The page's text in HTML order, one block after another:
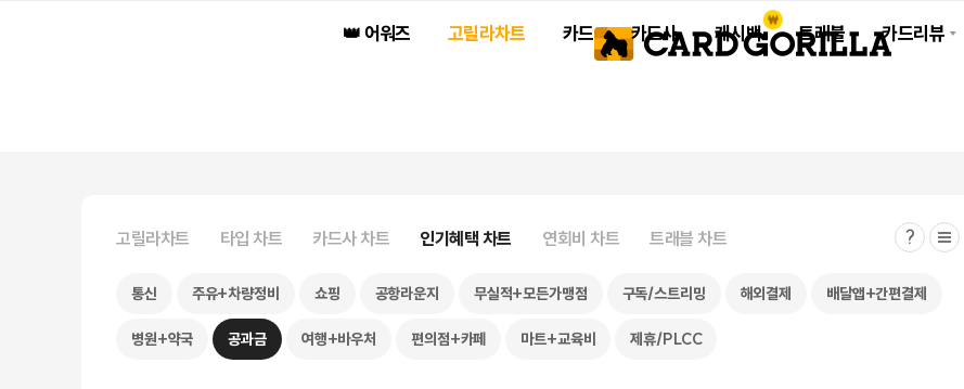
👑 어워즈 고릴라차트 카드 카드사 캐시백 트래블 카드리뷰
고릴라차트 타입 차트 카드사 차트 인기혜택 차트 연회비 차트 트래블 차트
통신 주유+차량정비 쇼핑 공항라운지 무실적+모든가맹점 구독/스트리밍 해외결제 배달앱+간편결제
병원+약국 공과금 여행+바우처 편의점+카페 마트+교육비 제휴/PLCC